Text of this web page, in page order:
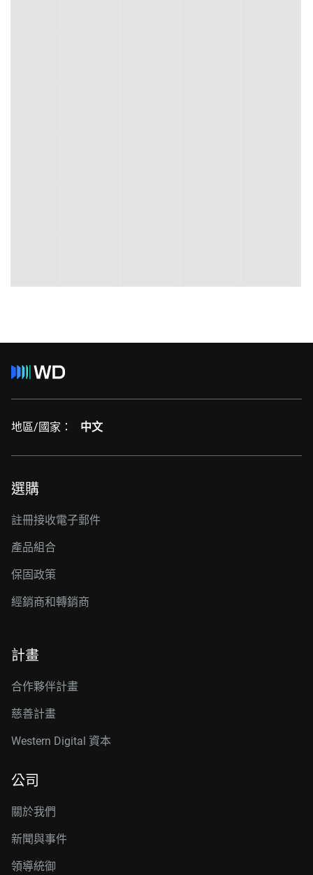
地區/國家： 中文
選購
註冊接收電子郵件
產品組合
保固政策
經銷商和轉銷商
計畫
合作夥伴計畫
慈善計畫
Western Digital 資本
公司
關於我們
新聞與事件
領導統御